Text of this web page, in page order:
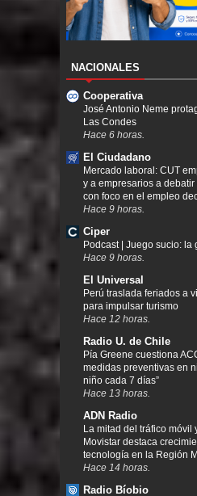
NACIONALES
Cooperativa
José Antonio Neme
Las Condes
Hace 6 horas.
El Ciudadano
Mercado laboral: CUT
y a empresarios a
con foco en el empleo
Hace 9 horas.
Ciper
Podcast | Juego sucio: la
Hace 9 horas.
El Universal
Perú traslada feriados a
para impulsar turismo
Hace 12 horas.
Radio U. de Chile
Pía Greene cuestiona
medidas preventivas en
niño cada 7 días”
Hace 13 horas.
ADN Radio
La mitad del tráfico móvil
Movistar destaca
tecnología en la Región
Hace 14 horas.
Radio Bíobio